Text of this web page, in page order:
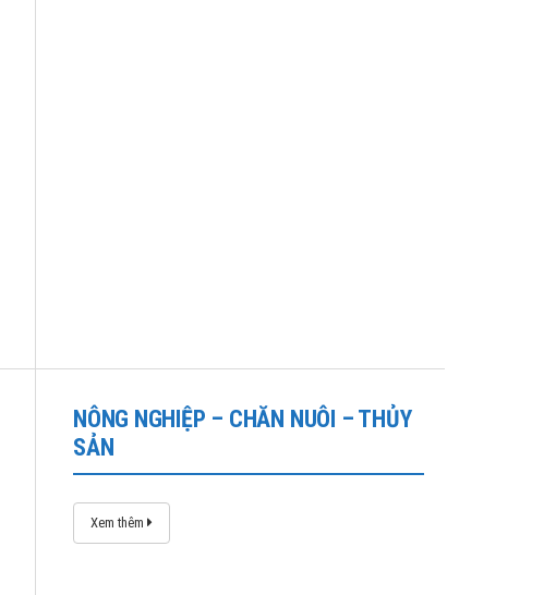
NÔNG NGHIỆP – CHĂN NUÔI – THỦY
SẢN
Xem thêm